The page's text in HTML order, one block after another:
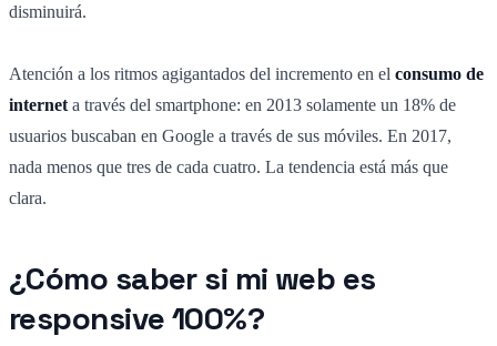
disminuirá.
Atención a los ritmos agigantados del incremento en el consumo de
internet a través del smartphone: en 2013 solamente un 18% de
usuarios buscaban en Google a través de sus móviles. En 2017,
nada menos que tres de cada cuatro. La tendencia está más que
clara.
¿Cómo saber si mi web es
responsive 100%?